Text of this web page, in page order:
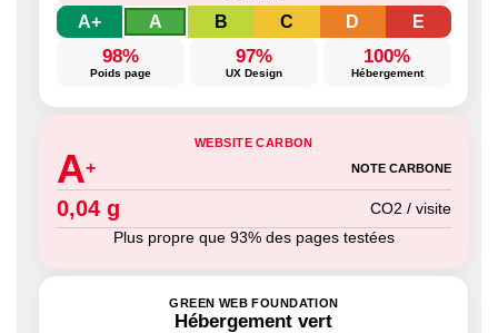
A+ A B C D E
98%
Poids page
97%
UX Design
100%
Hébergement
WEBSITE CARBON
A+ NOTE CARBONE
0,04 g
CO2 / visite
Plus propre que 93% des pages testées
GREEN WEB FOUNDATION
Hébergement vert